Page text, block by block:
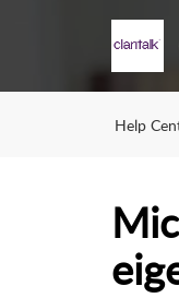
Help